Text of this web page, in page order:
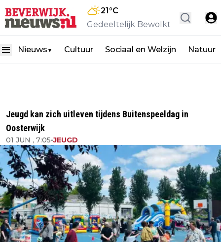
21°C
Gedeeltelijk Bewolkt
Nieuws ▼ Cultuur Sociaal en Welzijn Natuur
Jeugd kan zich uitleven tijdens Buitenspeeldag in
Oosterwijk
01 JUN , 7:05•JEUGD